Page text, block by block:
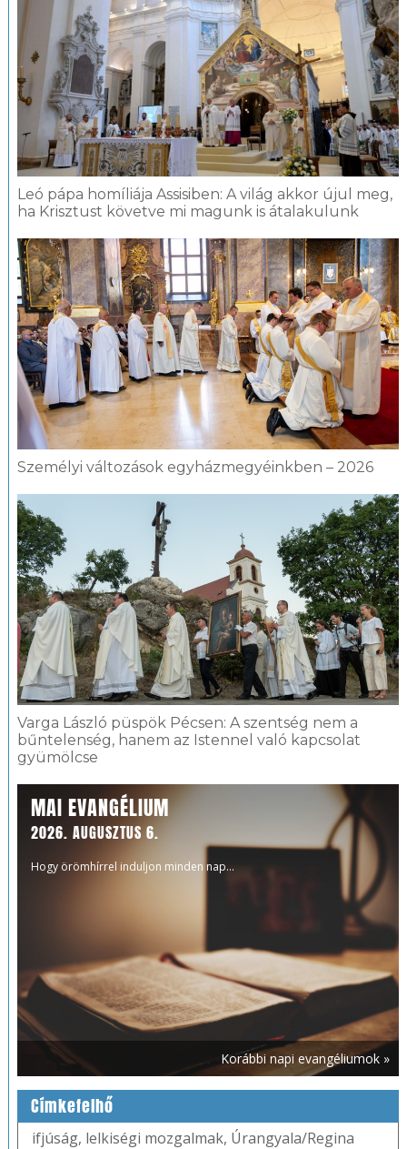
Leó pápa homíliája Assisiben: A világ akkor újul meg,
ha Krisztust követve mi magunk is átalakulunk
Személyi változások egyházmegyéinkben – 2026
Varga László püspök Pécsen: A szentség nem a
bűntelenség, hanem az Istennel való kapcsolat
gyümölcse
MAI EVANGÉLIUM
2026. AUGUSZTUS 6.
Hogy örömhírrel induljon minden nap...
Korábbi napi evangéliumok »
Címkefelhő
ifjúság, lelkiségi mozgalmak, Úrangyala/Regina